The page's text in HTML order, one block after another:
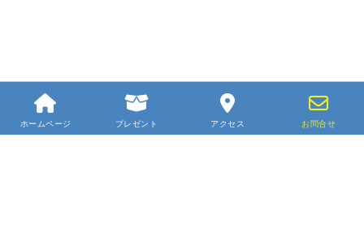
ホームページ プレゼント アクセス お問合せ